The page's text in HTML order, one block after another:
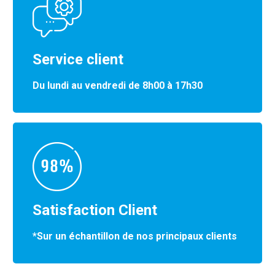
Service client
Du lundi au vendredi de 8h00 à 17h30
Satisfaction Client
*Sur un échantillon de nos principaux clients